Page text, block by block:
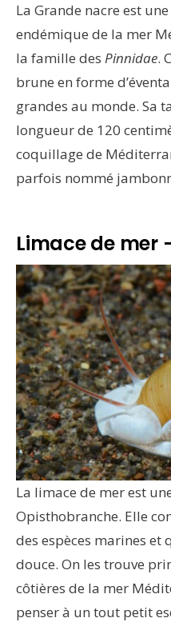
La Grande nacre est
endémique de la mer
la famille des Pinnidae.
brune en forme
grandes au monde. Sa
longueur de 120
coquillage de
parfois nommé
Limace de mer
La limace de mer est
Opisthobranche. Elle
des espèces marines et
douce. On les trouve
côtières de la mer
penser à un tout petit